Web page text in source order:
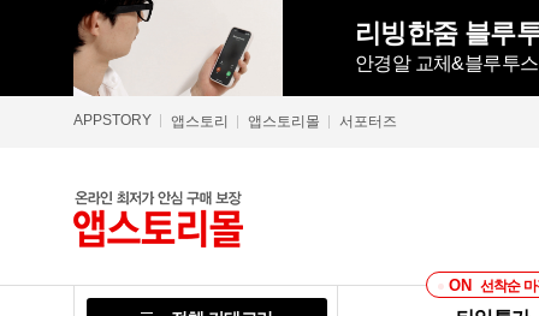
리빙한줌 블루
안경알 교체&블루투
APPSTORY 앱스토리 앱스토리몰 서포터즈
ON 선착순